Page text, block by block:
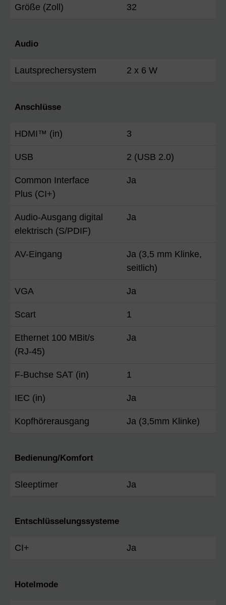
Größe (Zoll) 32
Audio
Lautsprechersystem 2 x 6 W
Anschlüsse
HDMI™ (in) 3
USB 2 (USB 2.0)
Common Interface
Plus (CI+)
Ja
Audio-Ausgang digital
elektrisch (S/PDIF)
Ja
AV-Eingang
Ja (3,5 mm Klinke,
seitlich)
VGA Ja
Scart 1
Ethernet 100 MBit/s
(RJ-45)
Ja
F-Buchse SAT (in) 1
IEC (in) Ja
Kopfhörerausgang Ja (3,5mm Klinke)
Bedienung/Komfort
Sleeptimer Ja
Entschlüsselungssysteme
CI+ Ja
Hotelmode